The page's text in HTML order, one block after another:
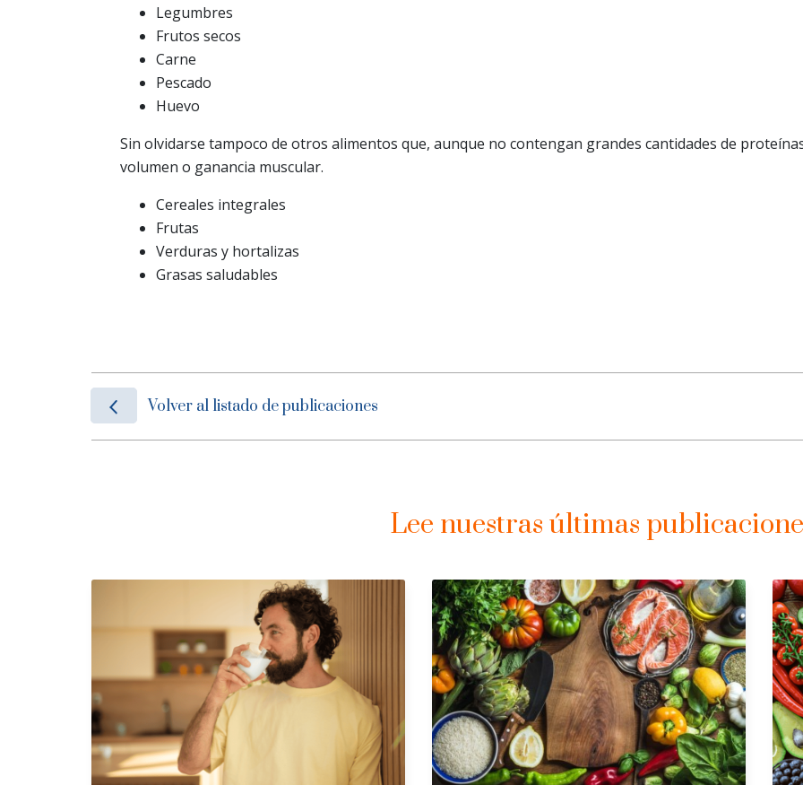
Legumbres
Frutos secos
Carne
Pescado
Huevo
Sin olvidarse tampoco de otros alimentos que, aunque no contengan grandes cantidades de
volumen o ganancia muscular.
Cereales integrales
Frutas
Verduras y hortalizas
Grasas saludables
Volver al listado de publicaciones
Lee nuestras últimas